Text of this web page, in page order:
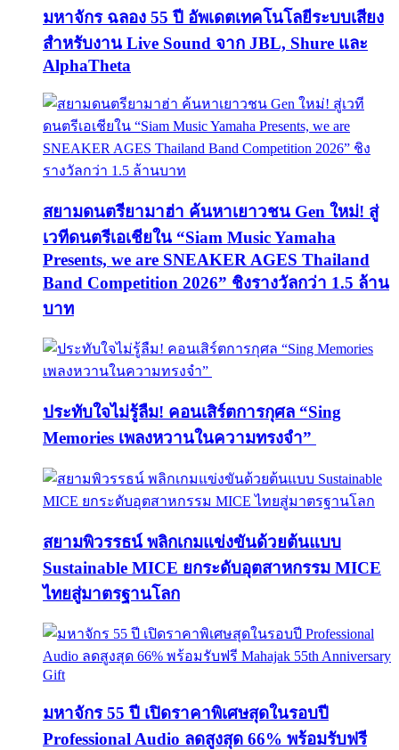
มหาจักร ฉลอง 55 ปี อัพเดตเทคโนโลยีระบบเสียง
สำหรับงาน Live Sound จาก JBL, Shure และ
AlphaTheta
สยามดนตรียามาฮ่า ค้นหาเยาวชน Gen ใหม่! สู่
เวทีดนตรีเอเชียใน “Siam Music Yamaha
Presents, we are SNEAKER AGES Thailand
Band Competition 2026” ชิงรางวัลกว่า 1.5 ล้าน
บาท
ประทับใจไม่รู้ลืม! คอนเสิร์ตการกุศล “Sing
Memories เพลงหวานในความทรงจำ”
สยามพิวรรธน์ พลิกเกมแข่งขันด้วยต้นแบบ
Sustainable MICE ยกระดับอุตสาหกรรม MICE
ไทยสู่มาตรฐานโลก
มหาจักร 55 ปี เปิดราคาพิเศษสุดในรอบปี
Professional Audio ลดสูงสุด 66% พร้อมรับฟรี